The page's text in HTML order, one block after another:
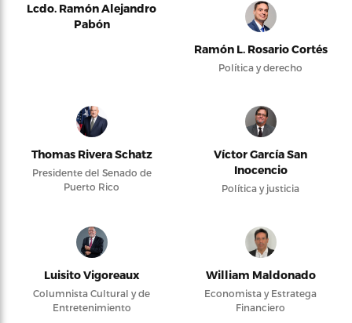
Lcdo. Ramón Alejandro
Pabón
Ramón L. Rosario Cortés
Política y derecho
Thomas Rivera Schatz
Presidente del Senado de
Puerto Rico
Víctor García San
Inocencio
Política y justicia
Luisito Vigoreaux
Columnista Cultural y de
Entretenimiento
William Maldonado
Economista y Estratega
Financiero